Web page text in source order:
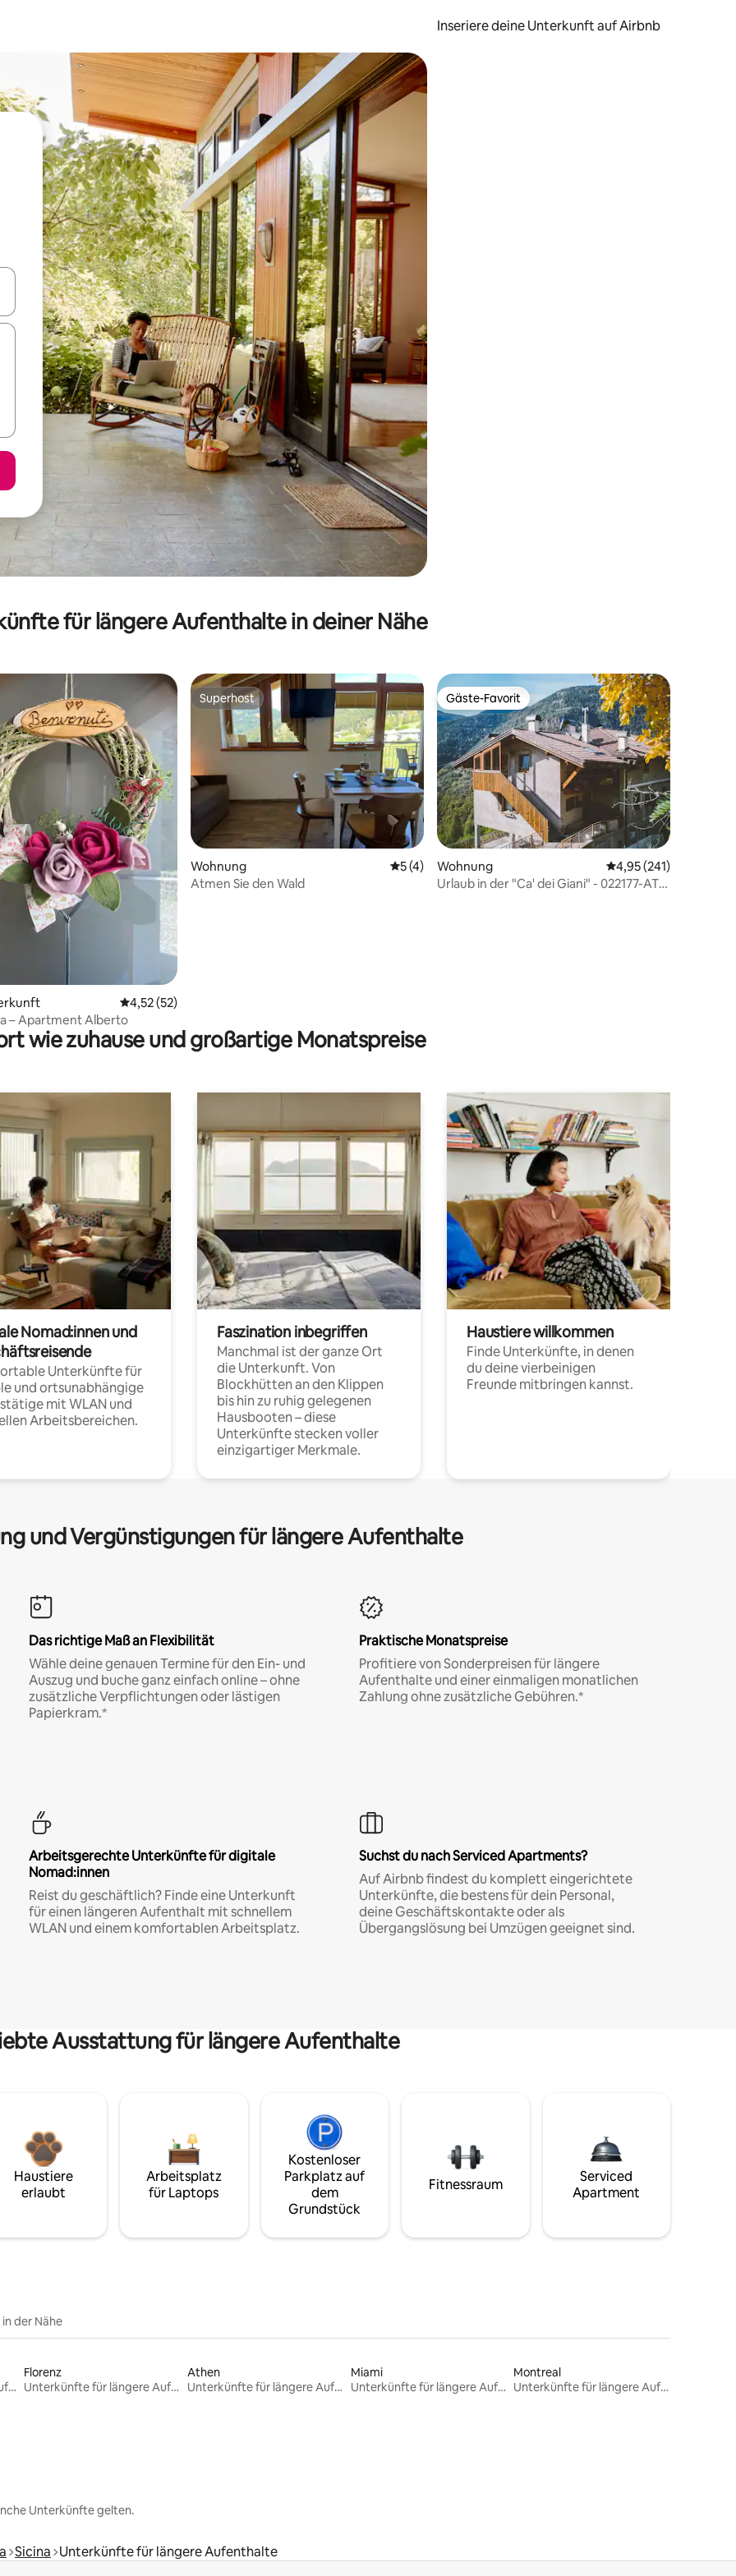
Inseriere deine Unterkunft auf Airbnb
nach oben und unten oder erkunde die Ergebnisse durch Berühren oder Wischgesten.
für längere Aufenthalte in deiner Nähe
4,75 von 5, 113 Bewertungen
Durchschnittliche Bewertung: 4,52 von 5, 52 Bewertungen
4,52 (52)
– Apartment Alberto
Superhost
Superhost
Wohnung Durchschnittliche Bewertung: 5 von 5, 4 Bewertungen
5 (4)
Atmen Sie den Wald
Gäste-Favorit
Gäste-Favorit
Wohnung Durchschnittliche
4,95 (241)
Urlaub in der "Ca' dei Giani" - 022177-AT-
wie zuhause und großartige Monatspreise
Nomad:innen und
Unterkünfte für
und ortsunabhängige
mit WLAN und
Arbeitsbereichen.
Faszination inbegriffen
Manchmal ist der ganze Ort
die Unterkunft. Von
Blockhütten an den Klippen
bis hin zu ruhig gelegenen
Hausbooten – diese
Unterkünfte stecken voller
einzigartiger Merkmale.
Haustiere willkommen
Finde Unterkünfte, in denen
du deine vierbeinigen
Freunde mitbringen kannst.
und Vergünstigungen für längere Aufenthalte
Das richtige Maß an Flexibilität
Wähle deine genauen Termine für den Ein- und
Auszug und buche ganz einfach online – ohne
zusätzliche Verpflichtungen oder lästigen
Papierkram.*
Praktische Monatspreise
Profitiere von Sonderpreisen für längere
Aufenthalte und einer einmaligen monatlichen
Zahlung ohne zusätzliche Gebühren.*
Arbeitsgerechte Unterkünfte für digitale
Nomad:innen
Reist du geschäftlich? Finde eine Unterkunft
für einen längeren Aufenthalt mit schnellem
WLAN und einem komfortablen Arbeitsplatz.
Suchst du nach Serviced Apartments?
Auf Airbnb findest du komplett eingerichtete
Unterkünfte, die bestens für dein Personal,
deine Geschäftskontakte oder als
Übergangslösung bei Umzügen geeignet sind.
Ausstattung für längere Aufenthalte
Haustiere
erlaubt
Arbeitsplatz
für Laptops
Kostenloser
Parkplatz auf
dem
Grundstück
Fitnessraum
Serviced
Apartment
in der Nähe
Unterkünfte für längere Aufenthalte
Florenz
Unterkünfte für längere Aufenthalte
Athen
Unterkünfte für längere Aufenthalte
Miami
Unterkünfte für längere Aufenthalte
Montreal
Unterkünfte für längere Aufenthalte
Unterkünfte gelten.
Sicina Unterkünfte für längere Aufenthalte